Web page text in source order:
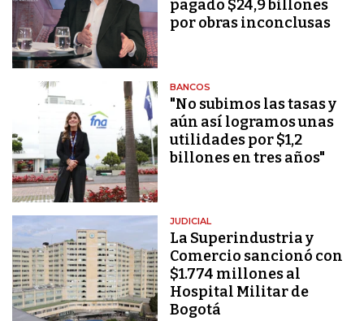
pagado $24,9 billones
por obras inconclusas
BANCOS
"No subimos las tasas y
aún así logramos unas
utilidades por $1,2
billones en tres años"
JUDICIAL
La Superindustria y
Comercio sancionó con
$1.774 millones al
Hospital Militar de
Bogotá